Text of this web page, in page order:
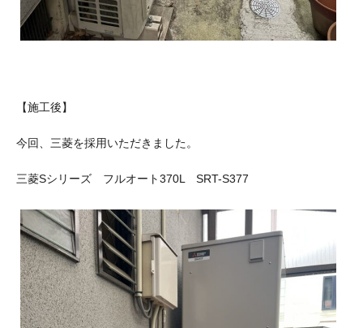
【施工後】
今回、三菱を採用いただきました。
三菱Sシリーズ フルオート370L SRT-S377